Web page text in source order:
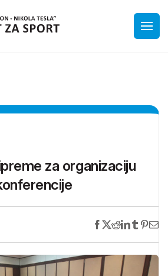
za organizaciju